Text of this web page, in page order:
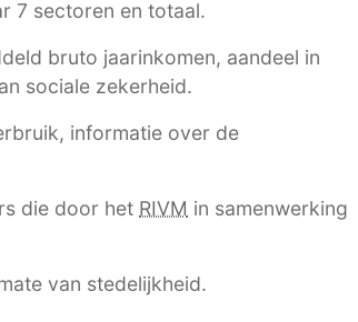
7 sectoren en totaal.
bruto jaarinkomen, aandeel in
sociale zekerheid.
informatie over de
die door het RIVM in samenwerking
van stedelijkheid.